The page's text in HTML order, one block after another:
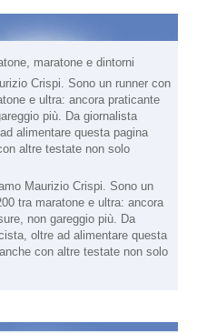
maratone e dintorni
Maurizio Crispi. Sono un
tra maratone e ultra: ancora
non gareggio più. Da
oltre ad alimentare questa
con altre testate non solo